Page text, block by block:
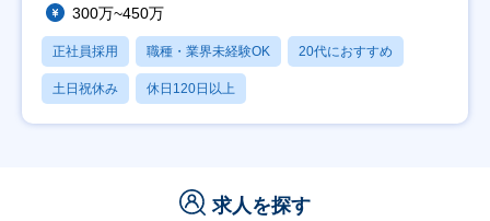
300万~450万
正社員採用 職種・業界未経験OK 20代におすすめ
土日祝休み 休日120日以上
求人を探す